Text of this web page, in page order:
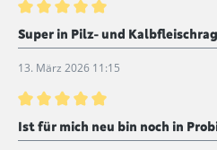
Bewertung mit 5 von 5 Sternen
Super in Pilz- und
13. März 2026 11:15
Bewertung mit 5 von 5 Sternen
Ist für mich neu bin noch in